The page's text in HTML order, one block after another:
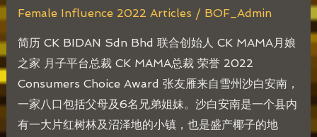
Female Influence 2022 Articles / BOF_Admin
简历 CK BIDAN Sdn Bhd 联合创始人 CK MAMA月娘
之家 月子平台总裁 CK MAMA总裁 荣誉 2022
Consumers Choice Award 张友雁来自雪州沙白安南，
一家八口包括父母及6名兄弟姐妹。沙白安南是一个县内
有一大片红树林及沼泽地的小镇，也是盛产椰子的地